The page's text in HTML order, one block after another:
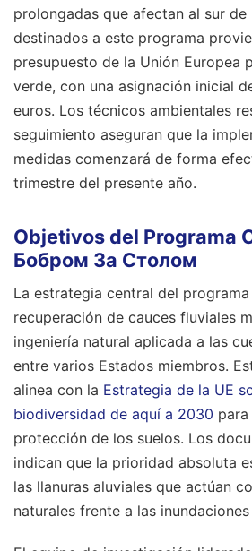
prolongadas que afectan al sur
destinados a este programa
presupuesto de la Unión Europea
verde, con una asignación inicial
euros. Los técnicos ambientales
seguimiento aseguran que la
medidas comenzará de forma
trimestre del presente año.
Objetivos del Programa
Бобром За Столом
La estrategia central del
recuperación de cauces fluviales
ingeniería natural aplicada a las
entre varios Estados miembros.
alinea con la Estrategia de la UE
biodiversidad de aquí a 2030
protección de los suelos. Los
indican que la prioridad absoluta
las llanuras aluviales que actúan
naturales frente a las